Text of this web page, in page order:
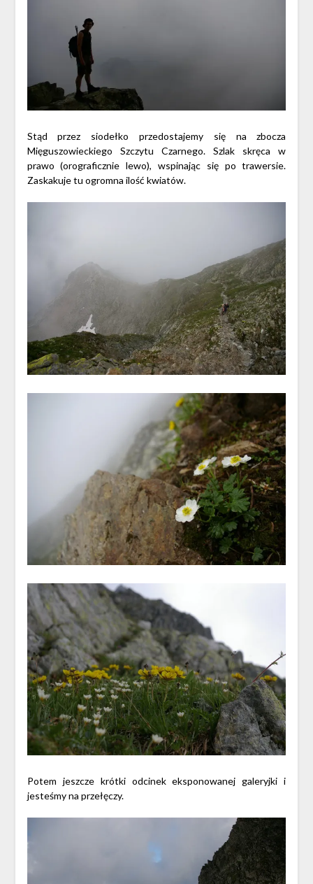
Stąd przez siodełko przedostajemy się na zbocza
Mięguszowieckiego Szczytu Czarnego. Szlak skręca w
prawo (orograficznie lewo), wspinając się po trawersie.
Zaskakuje tu ogromna ilość kwiatów.
Potem jeszcze krótki odcinek eksponowanej galeryjki i
jesteśmy na przełęczy.